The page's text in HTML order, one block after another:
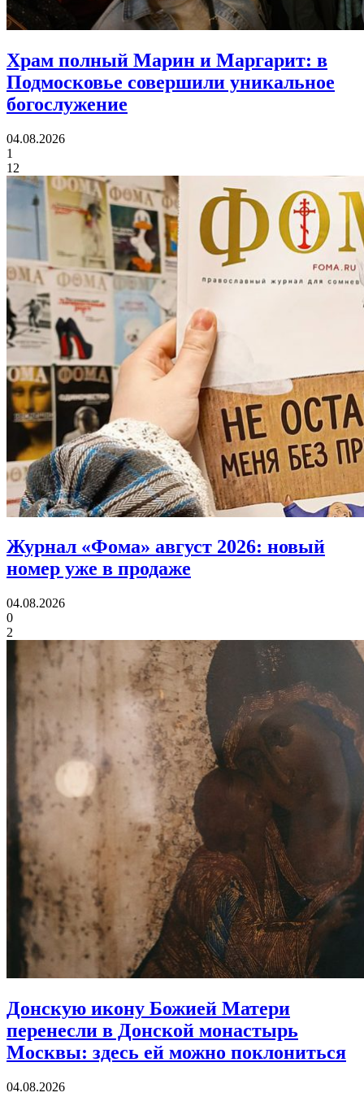
Храм полный Марин и Маргарит: в
Подмосковье совершили уникальное
богослужение
04.08.2026
1
12
Журнал «Фома» август 2026: новый
номер уже в продаже
04.08.2026
0
2
Донскую икону Божией Матери
перенесли в Донской монастырь
Москвы: здесь ей можно поклониться
04.08.2026